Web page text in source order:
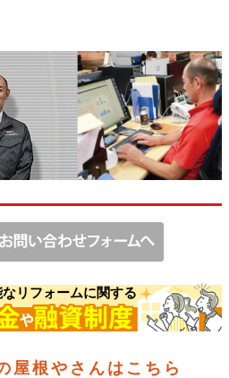
リフォームに関する
屋根やさんはこちら